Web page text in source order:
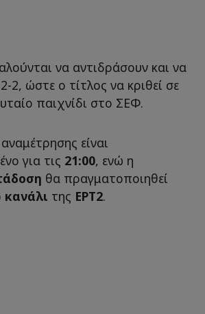
να αντιδράσουν και να
2, ώστε ο τίτλος να κριθεί σε
παιχνίδι στο ΣΕΦ.
είναι
για τις 21:00, ενώ η
θα πραγματοποιηθεί
κανάλι της ΕΡΤ2.